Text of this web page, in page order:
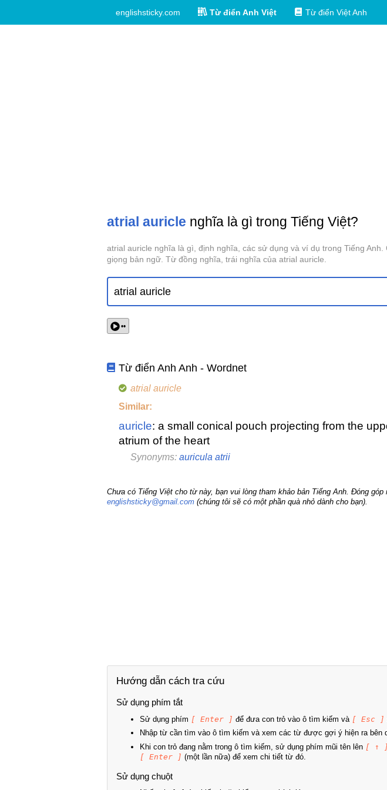
englishsticky.com Từ điển Anh Việt Từ điển Việt Anh
atrial auricle nghĩa là gì trong Tiếng Việt?
atrial auricle nghĩa là gì, định nghĩa, các sử dụng và ví dụ trong Tiếng Anh.
giọng bản ngữ. Từ đồng nghĩa, trái nghĩa của atrial auricle.
••
Từ điển Anh Anh - Wordnet
atrial auricle
Similar:
auricle: a small conical pouch projecting from the
atrium of the heart
Synonyms: auricula atrii
Chưa có Tiếng Việt cho từ này, bạn vui lòng tham khảo bản Tiếng Anh. Đóng góp
englishsticky@gmail.com (chúng tôi sẽ có một phần quà nhỏ dành cho bạn).
Hướng dẫn cách tra cứu
Sử dụng phím tắt
Sử dụng phím [ Enter ] để đưa con trỏ vào ô tìm kiếm và [ Esc ]
Nhập từ cần tìm vào ô tìm kiếm và xem các từ được gợi ý hiện ra bên
Khi con trỏ đang nằm trong ô tìm kiếm, sử dụng phím mũi tên lên [ ↑ ]
[ Enter ] (một lần nữa) để xem chi tiết từ đó.
Sử dụng chuột